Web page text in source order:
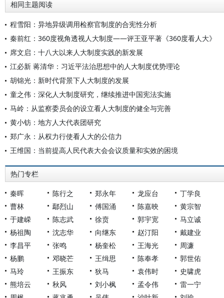
相同主题阅读
程雪阳：异地异级调用检察官制度的合宪性分析
秦前红：360度视角透视人大制度——评王亚平著《360度看人大》
席文启：十八大以来人大制度实践的新发展
江必新 蒋清华：习近平法治思想中的人大制度优势理论
胡锦光：新时代背景下人大制度的发展
童之伟：深化人大制度研究，继续推进中国宪法实施
马岭：从监察委员会的设立看人大制度的健全与完善
黄小钫：地方人大代表团研究
郑广永：从权力行使看人大的公信力
王维国：当前提高人民代表大会会议质量和实效的困境
热门专栏
秦晖 陈行之 郑永年 龙应台
丁学良
曹林
鄢烈山 傅国涌 陈嘉映
黄宗智
于建嵘
陈志武 徐贲 郭宇宽
马立诚
杨祖陶
沈志华 向继东 赵汀阳
戴建业
李昌平
张鸣 杨奎松 王海光
周濂
杨鹏
邓晓芒 王缉思 陈奉孝
郭世佑
马玲
王振东 狄马 袁伟时
史啸虎
熊培云
秋风 刘小枫 孟令伟
雷一宁